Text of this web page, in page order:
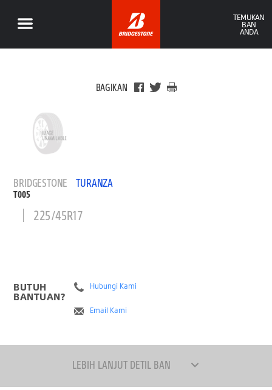
TEMUKAN
BAN
ANDA
BAGIKAN
BRIDGESTONE TURANZA
T005
225/45R17
BUTUH
BANTUAN?
Hubungi Kami
Email Kami
LEBIH LANJUT DETIL BAN